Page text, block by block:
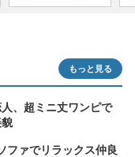
もっと見る
、超ミニ丈ワンピで
ファでリラックス仲良